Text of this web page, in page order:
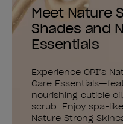
Meet Nature
Shades and
Essentials
Experience OPI’s
Care
nourishing cuticle
scrub. Enjoy spa-
Nature Strong